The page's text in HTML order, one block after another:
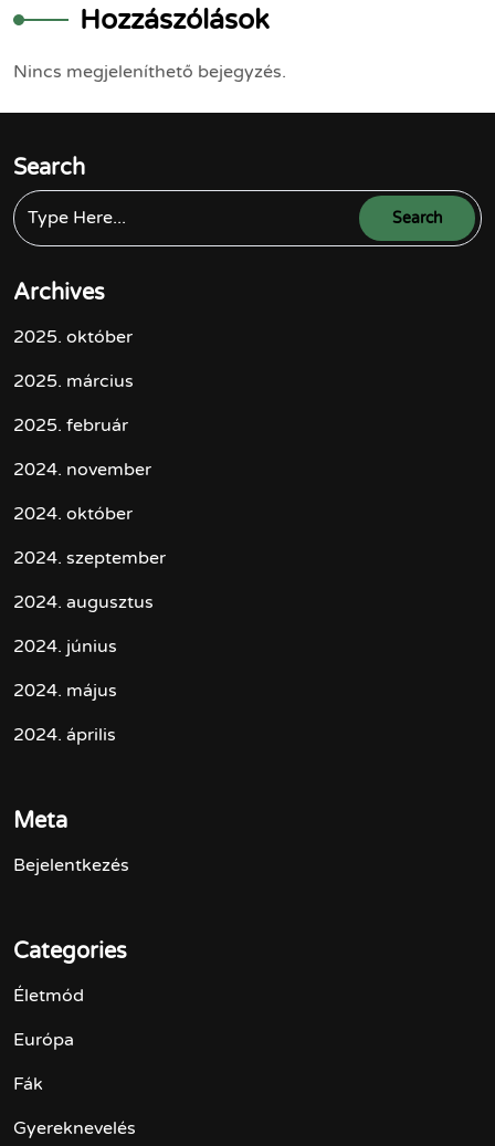
Hozzászólások
Nincs megjeleníthető bejegyzés.
Search
Archives
2025. október
2025. március
2025. február
2024. november
2024. október
2024. szeptember
2024. augusztus
2024. június
2024. május
2024. április
Meta
Bejelentkezés
Categories
Életmód
Európa
Fák
Gyereknevelés